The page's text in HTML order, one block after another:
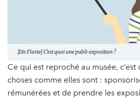
[Dis Flavie] C’est quoi une publi-exposition ?
Ce qui est reproché au musée,
choses comme elles sont :
rémunérées et de prendre les